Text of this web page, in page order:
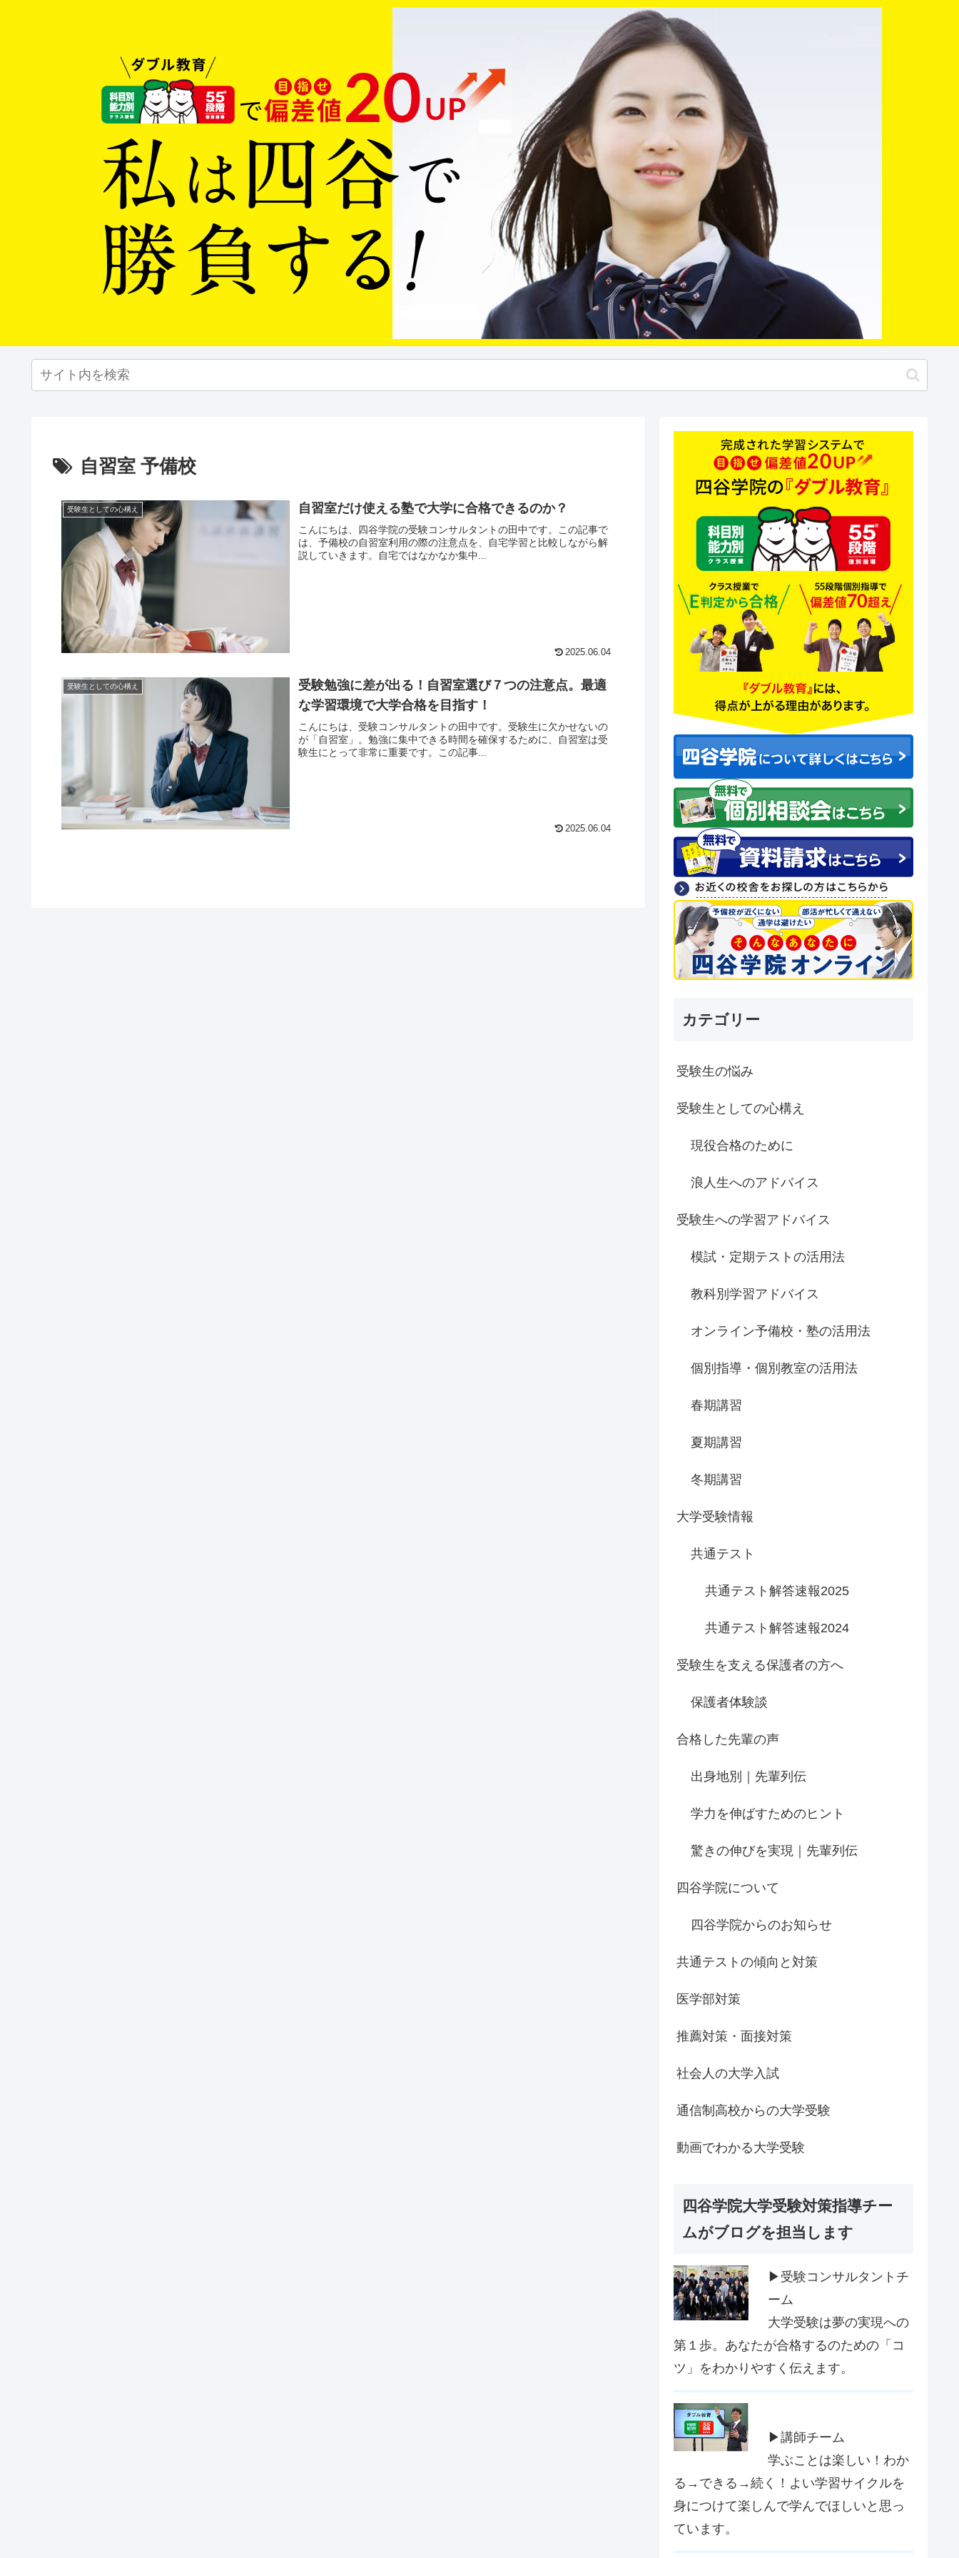
自習室 予備校
受験生としての心構え 自習室だけ使える塾で大学に合格できるのか？
こんにちは、四谷学院の受験コンサルタントの田中です。この記事で
は、予備校の自習室利用の際の注意点を、自宅学習と比較しながら解
説していきます。自宅ではなかなか集中...
2025.06.04
受験生としての心構え
受験勉強に差が出る！自習室選び７つの注意点。最適
な学習環境で大学合格を目指す！
こんにちは、受験コンサルタントの田中です。受験生に欠かせないの
が「自習室」。勉強に集中できる時間を確保するために、自習室は受
験生にとって非常に重要です。この記事...
2025.06.04
カテゴリー
受験生の悩み
受験生としての心構え
現役合格のために
浪人生へのアドバイス
受験生への学習アドバイス
模試・定期テストの活用法
教科別学習アドバイス
オンライン予備校・塾の活用法
個別指導・個別教室の活用法
春期講習
夏期講習
冬期講習
大学受験情報
共通テスト
共通テスト解答速報2025
共通テスト解答速報2024
受験生を支える保護者の方へ
保護者体験談
合格した先輩の声
出身地別｜先輩列伝
学力を伸ばすためのヒント
驚きの伸びを実現｜先輩列伝
四谷学院について
四谷学院からのお知らせ
共通テストの傾向と対策
医学部対策
推薦対策・面接対策
社会人の大学入試
通信制高校からの大学受験
動画でわかる大学受験
四谷学院大学受験対策指導チー
ムがブログを担当します
▶受験コンサルタントチ
ーム
大学受験は夢の実現への
第１歩。あなたが合格するのための「コ
ツ」をわかりやすく伝えます。
▶講師チーム
学ぶことは楽しい！わか
る→できる→続く！よい学習サイクルを
身につけて楽しんで学んでほしいと思っ
ています。